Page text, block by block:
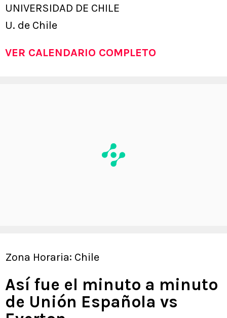
UNIVERSIDAD DE CHILE
U. de Chile
VER CALENDARIO COMPLETO
Zona Horaria: Chile
Así fue el minuto a minuto
de Unión Española vs